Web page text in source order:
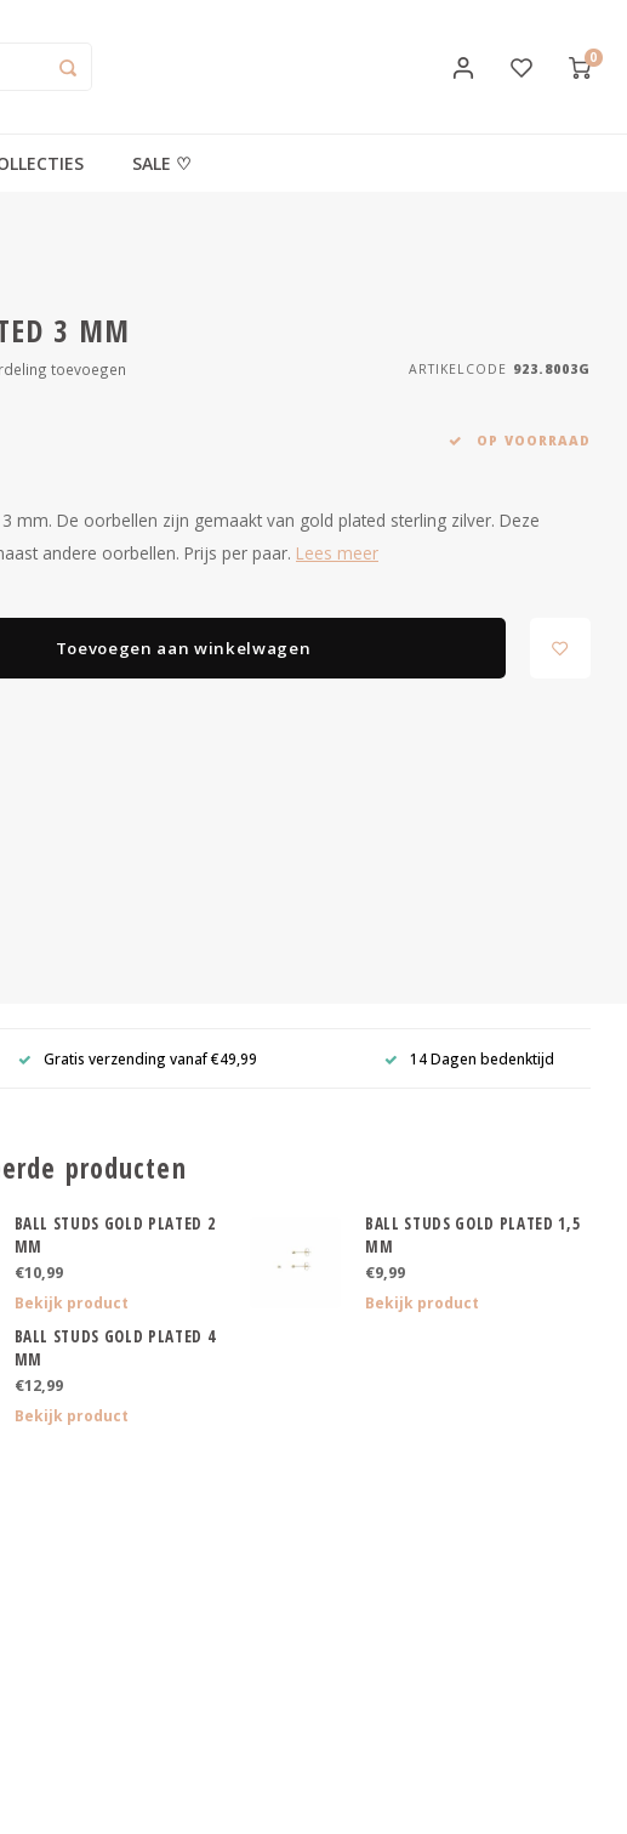
0
SALE ♡
3 MM
toevoegen ARTIKELCODE 923.8003G
OP VOORRAAD
mm. De oorbellen zijn gemaakt van gold plated sterling zilver. Deze
andere oorbellen. Prijs per paar. Lees meer
Toevoegen aan winkelwagen
Gratis verzending vanaf €49,99 14 Dagen bedenktijd
producten
BALL STUDS GOLD PLATED 2
MM
€10,99
Bekijk product
BALL STUDS GOLD PLATED 1,5
MM
€9,99
Bekijk product
BALL STUDS GOLD PLATED 4
MM
€12,99
Bekijk product